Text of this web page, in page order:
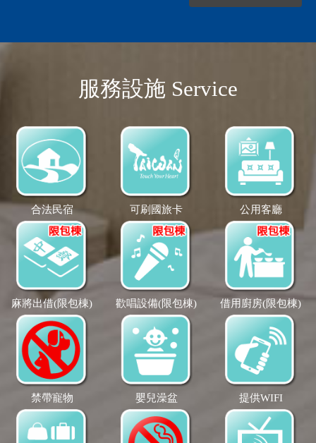
服務設施 Service
合法民宿 可刷國旅卡 公用客廳
麻將出借(限包棟) 歡唱設備(限包棟) 借用廚房(限包棟)
禁帶寵物 嬰兒澡盆 提供WIFI